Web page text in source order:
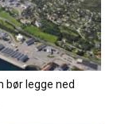
bør legge ned